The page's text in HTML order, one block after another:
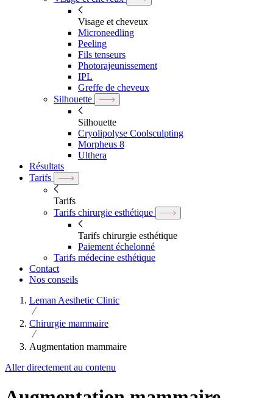
Visage et cheveux
Microneedling
Peeling
Fils tenseurs
Photorajeunissement
IPL
Greffe de cheveux
Silhouette
Silhouette
Cryolipolyse Coolsculpting
Morpheus 8
Ulthera
Résultats
Tarifs
Tarifs
Tarifs chirurgie esthétique
Tarifs chirurgie esthétique
Paiement échelonné
Tarifs médecine esthétique
Contact
Nos conseils
Leman Aesthetic Clinic
Chirurgie mammaire
Augmentation mammaire
Aller directement au contenu